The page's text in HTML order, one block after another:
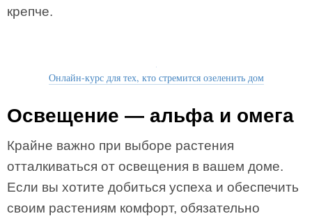
крепче.
Онлайн-курс для тех, кто стремится озеленить дом
Освещение — альфа и омега
Крайне важно при выборе растения
отталкиваться от освещения в вашем доме.
Если вы хотите добиться успеха и обеспечить
своим растениям комфорт, обязательно